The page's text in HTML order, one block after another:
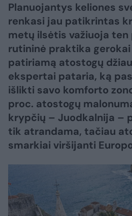
Planuojantys keliones
renkasi jau patikrintas
metų ilsėtis važiuoja ten
rutininė praktika gerokai
patiriamą atostogų
ekspertai pataria, ką
išlikti savo komforto
proc. atostogų
krypčių – Juodkalnija –
tik atrandama, tačiau
smarkiai viršijanti